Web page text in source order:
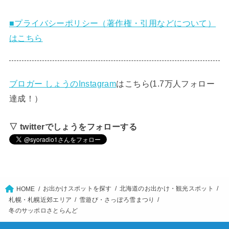
■プライバシーポリシー（著作権・引用などについて）
はこちら
ブロガー しょうのInstagramはこちら(1.7万人フォロー
達成！）
▽ twitterでしょうをフォローする
HOME お出かけスポットを探す
北海道のお出かけ・観光スポット
札幌・札幌近郊エリア
雪遊び・さっぽろ雪まつり
冬のサッポロさとらんど